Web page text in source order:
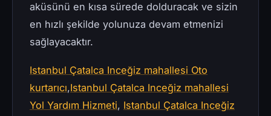
aküsünü en kısa sürede dolduracak ve sizin
en hızlı şekilde yolunuza devam etmenizi
sağlayacaktır.
Istanbul Çatalca Inceğiz mahallesi Oto
kurtarıcı,Istanbul Çatalca Inceğiz mahallesi
Yol Yardım Hizmeti, Istanbul Çatalca Inceğiz